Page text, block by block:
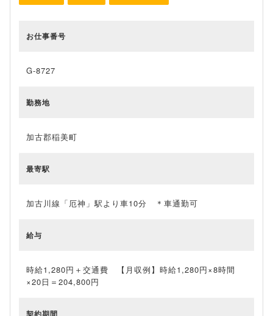
お仕事番号
G-8727
勤務地
加古郡稲美町
最寄駅
加古川線「厄神」駅より車10分 ＊車通勤可
給与
時給1,280円＋交通費 【月収例】時給1,280円×8時間
×20日＝204,800円
契約期間